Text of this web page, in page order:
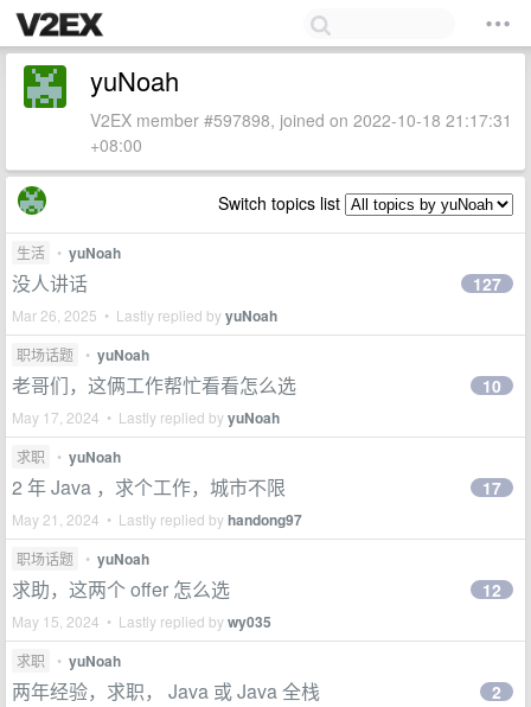
yuNoah
V2EX member #597898, joined on 2022-10-18 21:17:31
+08:00
Switch topics list
生活 • yuNoah
没人讲话
Mar 26, 2025 • Lastly replied byyuNoah
127
职场话题 • yuNoah
老哥们，这俩工作帮忙看看怎么选
May 17, 2024 • Lastly replied byyuNoah
10
求职 • yuNoah
2 年 Java ，求个工作，城市不限
May 21, 2024 • Lastly replied byhandong97
17
职场话题 • yuNoah
求助，这两个 offer 怎么选
May 15, 2024 • Lastly replied bywy035
12
求职 • yuNoah
两年经验，求职， Java 或 Java 全栈 2